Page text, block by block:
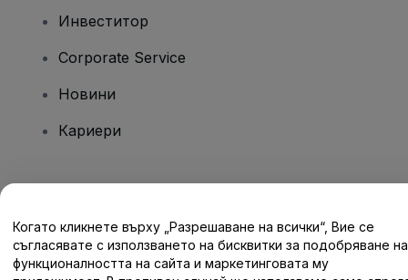
Инвеститор
Corporate Service
Новини
Кариери
Помощен център / Свържете се с нас
Когато кликнете върху „Разрешаване на всички“, Вие се
съгласявате с използването на бисквитки за подобряване на
функционалността на сайта и маркетинговата му